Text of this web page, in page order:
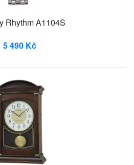
Rhythm A1104S
5 490 Kč